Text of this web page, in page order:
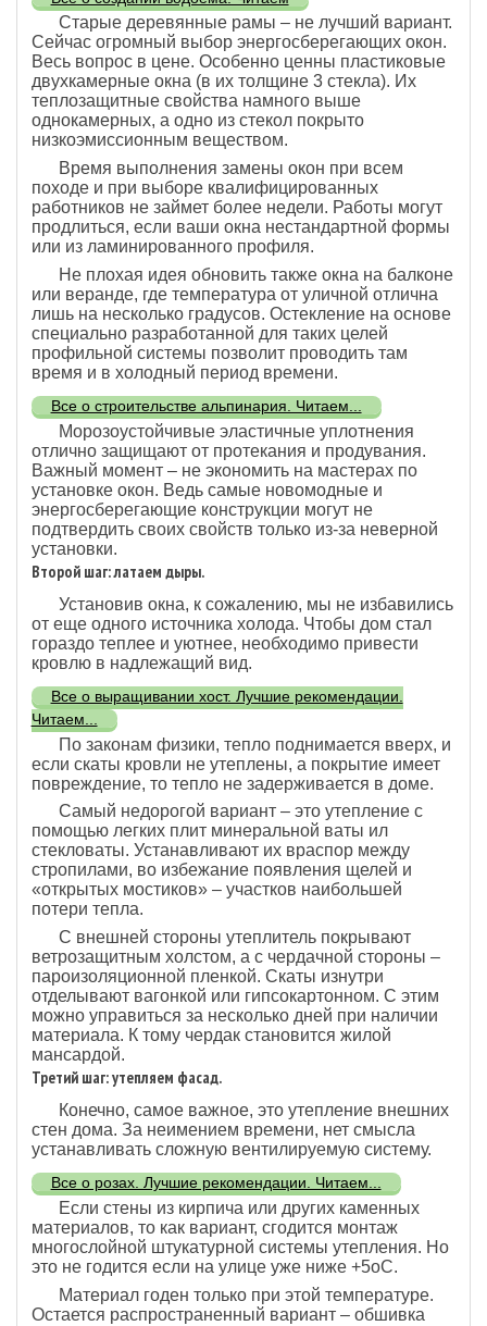
Старые деревянные рамы – не лучший вариант.
Сейчас огромный выбор энергосберегающих окон.
Весь вопрос в цене. Особенно ценны пластиковые
двухкамерные окна (в их толщине 3 стекла). Их
теплозащитные свойства намного выше
однокамерных, а одно из стекол покрыто
низкоэмиссионным веществом.
Время выполнения замены окон при всем
походе и при выборе квалифицированных
работников не займет более недели. Работы могут
продлиться, если ваши окна нестандартной формы
или из ламинированного профиля.
Не плохая идея обновить также окна на балконе
или веранде, где температура от уличной отлична
лишь на несколько градусов. Остекление на основе
специально разработанной для таких целей
профильной системы позволит проводить там
время и в холодный период времени.
Все о строительстве альпинария. Читаем...
Морозоустойчивые эластичные уплотнения
отлично защищают от протекания и продувания.
Важный момент – не экономить на мастерах по
установке окон. Ведь самые новомодные и
энергосберегающие конструкции могут не
подтвердить своих свойств только из-за неверной
установки.
Второй шаг: латаем дыры.
Установив окна, к сожалению, мы не избавились
от еще одного источника холода. Чтобы дом стал
гораздо теплее и уютнее, необходимо привести
кровлю в надлежащий вид.
Все о выращивании хост. Лучшие рекомендации.
Читаем...
По законам физики, тепло поднимается вверх, и
если скаты кровли не утеплены, а покрытие имеет
повреждение, то тепло не задерживается в доме.
Самый недорогой вариант – это утепление с
помощью легких плит минеральной ваты ил
стекловаты. Устанавливают их враспор между
стропилами, во избежание появления щелей и
«открытых мостиков» – участков наибольшей
потери тепла.
С внешней стороны утеплитель покрывают
ветрозащитным холстом, а с чердачной стороны –
пароизоляционной пленкой. Скаты изнутри
отделывают вагонкой или гипсокартонном. С этим
можно управиться за несколько дней при наличии
материала. К тому чердак становится жилой
мансардой.
Третий шаг: утепляем фасад.
Конечно, самое важное, это утепление внешних
стен дома. За неимением времени, нет смысла
устанавливать сложную вентилируемую систему.
Все о розах. Лучшие рекомендации. Читаем...
Если стены из кирпича или других каменных
материалов, то как вариант, сгодится монтаж
многослойной штукатурной системы утепления. Но
это не годится если на улице уже ниже +5оС.
Материал годен только при этой температуре.
Остается распространенный вариант – обшивка